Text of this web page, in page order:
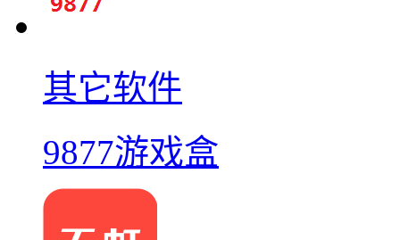
其它软件
9877游戏盒